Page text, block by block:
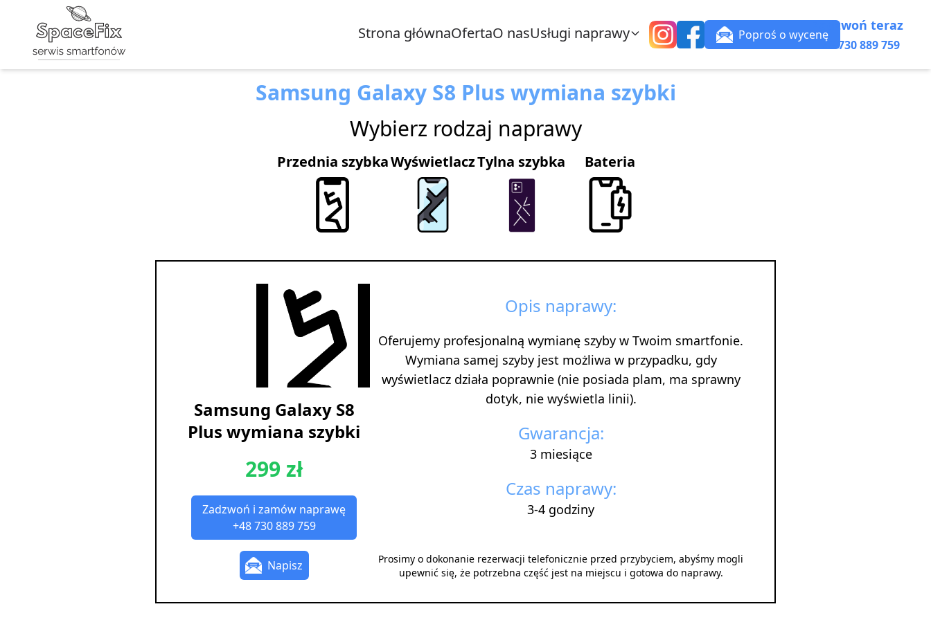
Strona głównaOfertaO nasUsługi naprawy Poproś o wycenę
Zadzwoń teraz
+48 730 889 759
Samsung Galaxy S8 Plus wymiana szybki
Wybierz rodzaj naprawy
Przednia szybkaWyświetlaczTylna szybka Bateria
Samsung Galaxy S8
Plus wymiana szybki
299 zł
Zadzwoń i zamów naprawę
+48 730 889 759
Napisz
Opis naprawy:
Oferujemy profesjonalną wymianę szyby w Twoim smartfonie.
Wymiana samej szyby jest możliwa w przypadku, gdy
wyświetlacz działa poprawnie (nie posiada plam, ma sprawny
dotyk, nie wyświetla linii).
Gwarancja:
3 miesiące
Czas naprawy:
3-4 godziny
Prosimy o dokonanie rezerwacji telefonicznie przed przybyciem, abyśmy mogli
upewnić się, że potrzebna część jest na miejscu i gotowa do naprawy.